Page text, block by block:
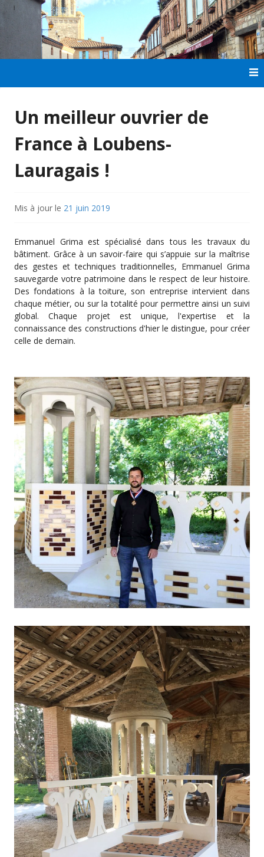
Un meilleur ouvrier de
France à Loubens-
Lauragais !
Mis à jour le 21 juin 2019
Emmanuel Grima est spécialisé dans tous les travaux du
bâtiment. Grâce à un savoir-faire qui s’appuie sur la maîtrise
des gestes et techniques traditionnelles, Emmanuel Grima
sauvegarde votre patrimoine dans le respect de leur histoire.
Des fondations à la toiture, son entreprise intervient dans
chaque métier, ou sur la totalité pour permettre ainsi un suivi
global. Chaque projet est unique, l'expertise et la
connaissance des constructions d'hier le distingue, pour créer
celle de demain.